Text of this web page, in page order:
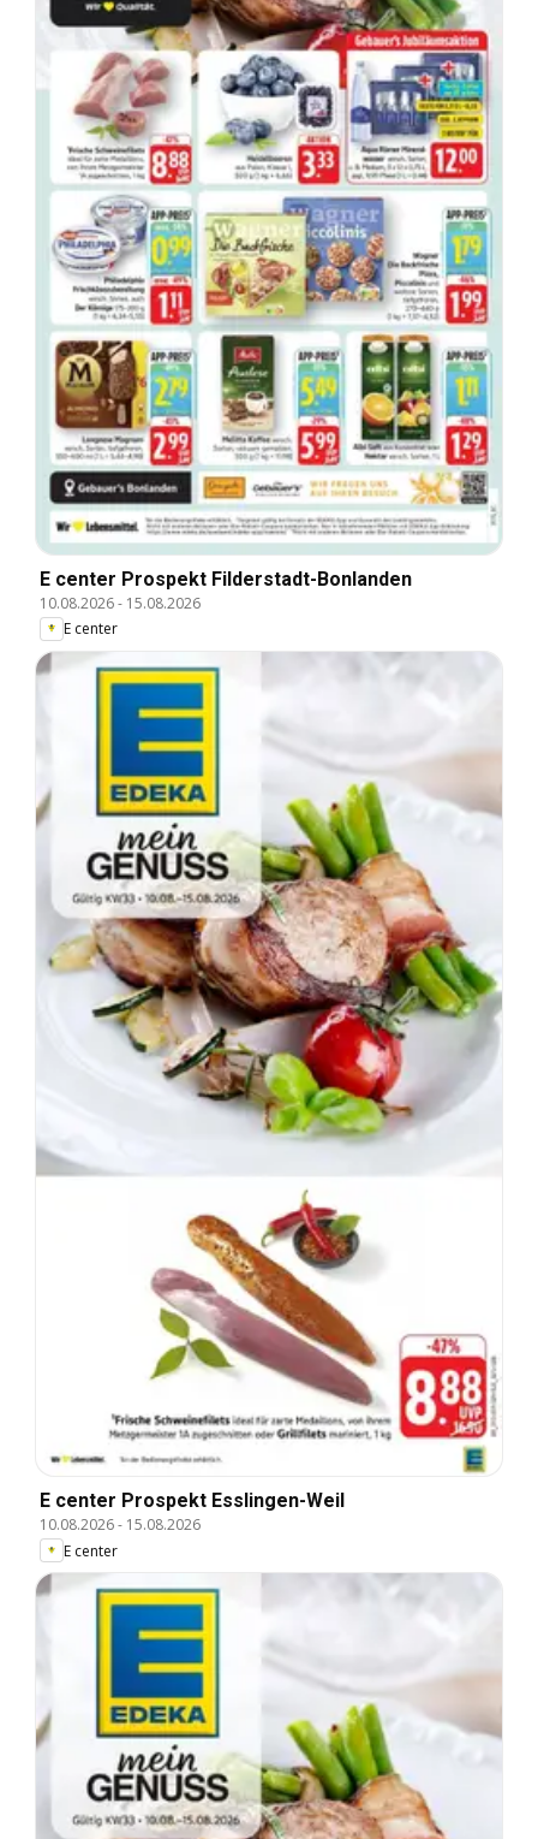
E center Prospekt Filderstadt-Bonlanden
10.08.2026- 15.08.2026
E center
E center Prospekt Esslingen-Weil
10.08.2026- 15.08.2026
E center